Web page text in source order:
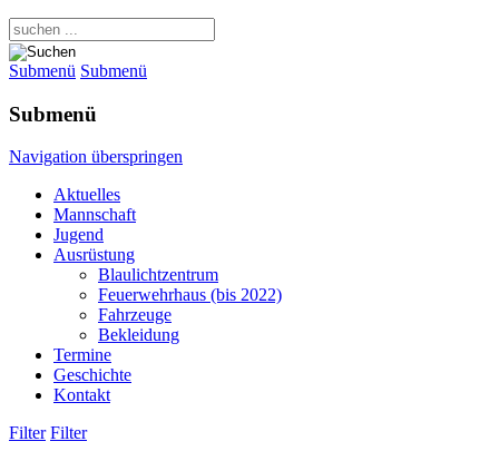
Submenü Submenü
Submenü
Navigation überspringen
Aktuelles
Mannschaft
Jugend
Ausrüstung
Blaulichtzentrum
Feuerwehrhaus (bis 2022)
Fahrzeuge
Bekleidung
Termine
Geschichte
Kontakt
Filter Filter